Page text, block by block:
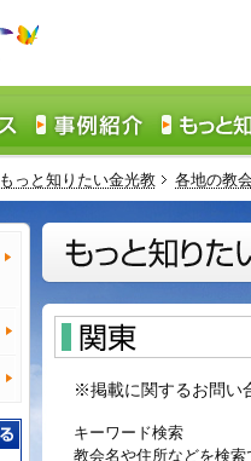
もっと知りたい金光教 各地の教
※掲載に関するお問い
キーワード検索
教会名や住所などを検